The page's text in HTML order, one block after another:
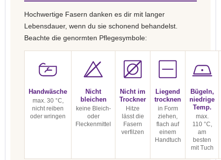
Hochwertige Fasern danken es dir mit langer
Lebensdauer, wenn du sie schonend behandelst.
Beachte die genormten Pflegesymbole:
Handwäsche
max. 30 °C,
nicht reiben
oder wringen
Nicht
bleichen
keine Bleich-
oder
Fleckenmittel
Nicht im
Trockner
Hitze
lässt die
Fasern
verfilzen
Liegend
trocknen
in Form
ziehen,
flach auf
einem
Handtuch
Bügeln,
niedrige
Temp.
max.
110 °C,
am
besten
mit Tuch